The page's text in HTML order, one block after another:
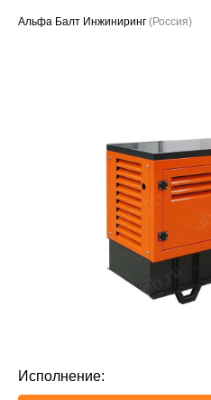
Проекты
Альфа Балт Инжиниринг (Россия)
Исполнение: